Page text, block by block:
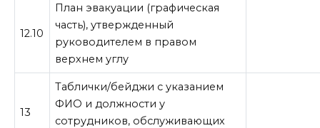
12.10
План эвакуации (графическая
часть), утвержденный
руководителем в правом
верхнем углу
13
Таблички/бейджи с указанием
ФИО и должности у
сотрудников, обслуживающих